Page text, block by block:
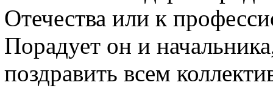
Отечества или к
Порадует он и
поздравить всем